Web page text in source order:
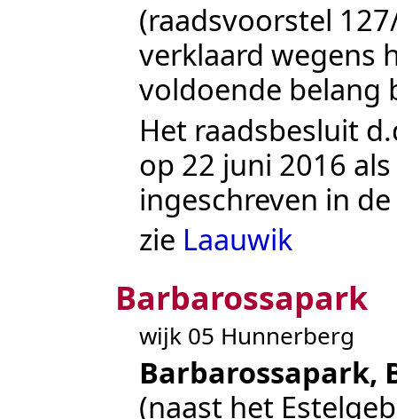
(raadsvoorstel
verklaard wegens
voldoende belang
Het raadsbesluit
op 22 juni 2016
ingeschreven in de
zie Laauwik
Barbarossapark
wijk 05 Hunnerberg
Barbarossapark,
(naast het